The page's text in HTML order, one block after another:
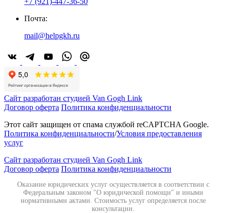
Почта:
mail@helpgkh.ru
Сайт разработан студией Van Gogh Link
Договор оферта Политика конфиденциальности
Этот сайт защищен от спама службой reCAPTCHA Google.
Политика конфиденциальности/Условия предоставления
услуг
Сайт разработан студией Van Gogh Link
Договор оферта Политика конфиденциальности
Оказание юридических услуг осуществляется в соответствии с
Федеральным законом "О юридической помощи" и иными
нормативными актами. Стоимость услуг определяется после
консультации.